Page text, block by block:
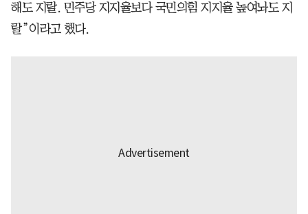
해도 지랄. 민주당 지지율보다 국민의힘 지지율 높여놔도 지
랄”이라고 했다.